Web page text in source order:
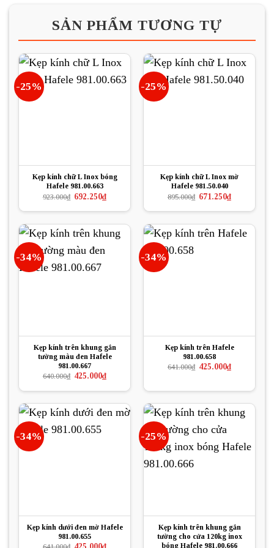
SẢN PHẨM TƯƠNG TỰ
-25%
Kẹp kính chữ L Inox bóng
Hafele 981.00.663
923.000₫ Giá
là:
692.250₫Giá
hiện
tại
692.250₫.
-25%
Kẹp kính chữ L Inox mờ
Hafele 981.50.040
895.000₫ Giá
là:
671.250₫Giá
hiện
tại
671.250₫.
-34%
Kẹp kính trên khung gắn
tường màu đen Hafele
981.00.667
640.000₫ Giá
là:
425.000₫Giá
hiện
tại
425.000₫.
-34%
Kẹp kính trên Hafele
981.00.658
641.000₫ Giá
425.000₫Giá
hiện
-34%
Kẹp kính dưới đen mờ Hafele
981.00.655
Giá
Giá
-25%
Kẹp kính trên khung gắn
tường cho cửa 120kg inox
bóng Hafele 981.00.666